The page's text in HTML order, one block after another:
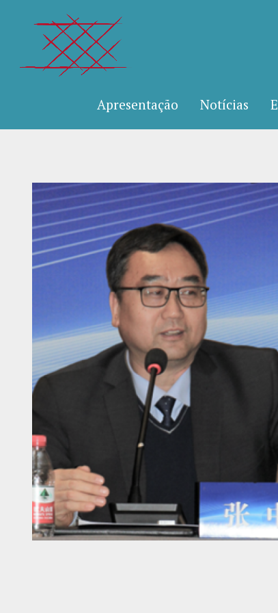
Apresentação Notícias